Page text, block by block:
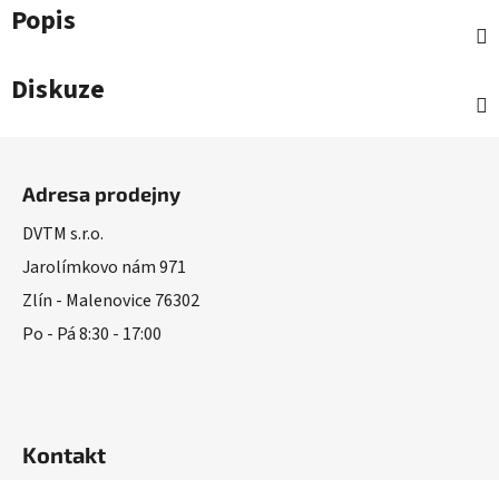
Popis
Diskuze
Adresa prodejny
DVTM s.r.o.
Jarolímkovo nám 971
Zlín - Malenovice 76302
Po - Pá 8:30 - 17:00
Kontakt